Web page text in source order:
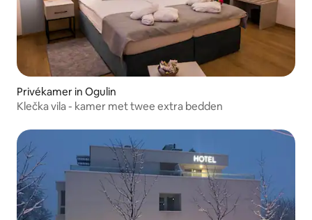
Privékamer in Ogulin
Klečka vila - kamer met twee extra bedden